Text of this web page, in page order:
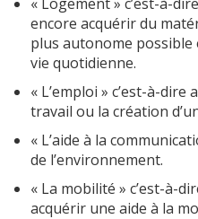
EMPLOI
MOBILITÉ
ACTUALITÉS
encore acquérir du
plus autonome possible
vie quotidienne.
« L’emploi » c’est-à-
travail ou la création
« L’aide à la
de l’environnement.
« La mobilité » c’est-à-
acquérir une aide à la